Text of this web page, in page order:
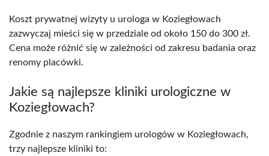
Koszt prywatnej wizyty u urologa w Koziegłowach
zazwyczaj mieści się w przedziale od około 150 do 300 zł.
Cena może różnić się w zależności od zakresu badania oraz
renomy placówki.
Jakie są najlepsze kliniki urologiczne w
Koziegłowach?
Zgodnie z naszym rankingiem urologów w Koziegłowach,
trzy najlepsze kliniki to: